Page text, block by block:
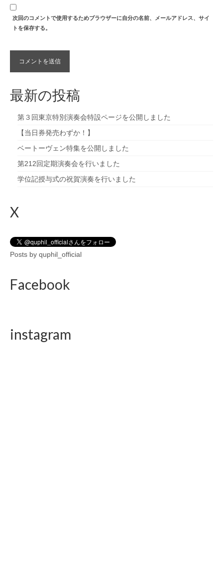
次回のコメントで使用するためブラウザーに自分の名前、メールアドレス、サイ
トを保存する。
最新の投稿
第３回東京特別演奏会特設ページを公開しました
【当日券発売わずか！】
ベートーヴェン特集を公開しました
第212回定期演奏会を行いました
学位記授与式の祝賀演奏を行いました
X
Posts by quphil_official
Facebook
instagram